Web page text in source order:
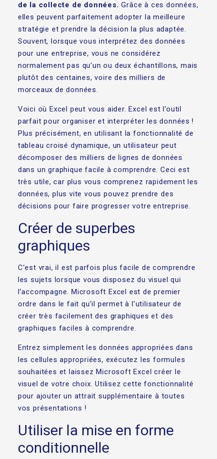
de la collecte de données.Grâce à ces données,
elles peuvent parfaitement adopter la meilleure
stratégie et prendre la décision la plus adaptée.
Souvent, lorsque vous interprétez des données
pour une entreprise, vous ne considérez
normalement pas qu’un ou deux échantillons, mais
plutôt des centaines, voire des milliers de
morceaux de données.
Voici où Excel peut vous aider. Excel est l’outil
parfait pour organiser et interpréter les données !
Plus précisément, en utilisant la fonctionnalité de
tableau croisé dynamique, un utilisateur peut
décomposer des milliers de lignes de données
dans un graphique facile à comprendre. Ceci est
très utile, car plus vous comprenez rapidement les
données, plus vite vous pouvez prendre des
décisions pour faire progresser votre entreprise.
Créer de superbes
graphiques
C’est vrai, il est parfois plus facile de comprendre
les sujets lorsque vous disposez du visuel qui
l’accompagne. Microsoft Excel est de premier
ordre dans le fait qu’il permet à l’utilisateur de
créer très facilement des graphiques et des
graphiques faciles à comprendre.
Entrez simplement les données appropriées dans
les cellules appropriées, exécutez les formules
souhaitées et laissez Microsoft Excel créer le
visuel de votre choix. Utilisez cette fonctionnalité
pour ajouter un attrait supplémentaire à toutes
vos présentations !
Utiliser la mise en forme
conditionnelle